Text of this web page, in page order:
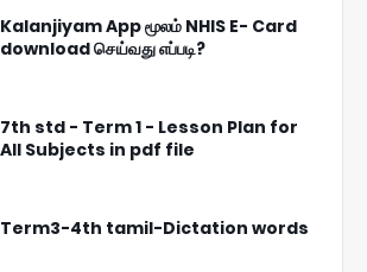
Kalanjiyam App மூலம் NHIS E- Card
download செய்வது எப்படி?
7th std - Term 1 - Lesson Plan for
All Subjects in pdf file
Term3-4th tamil-Dictation words